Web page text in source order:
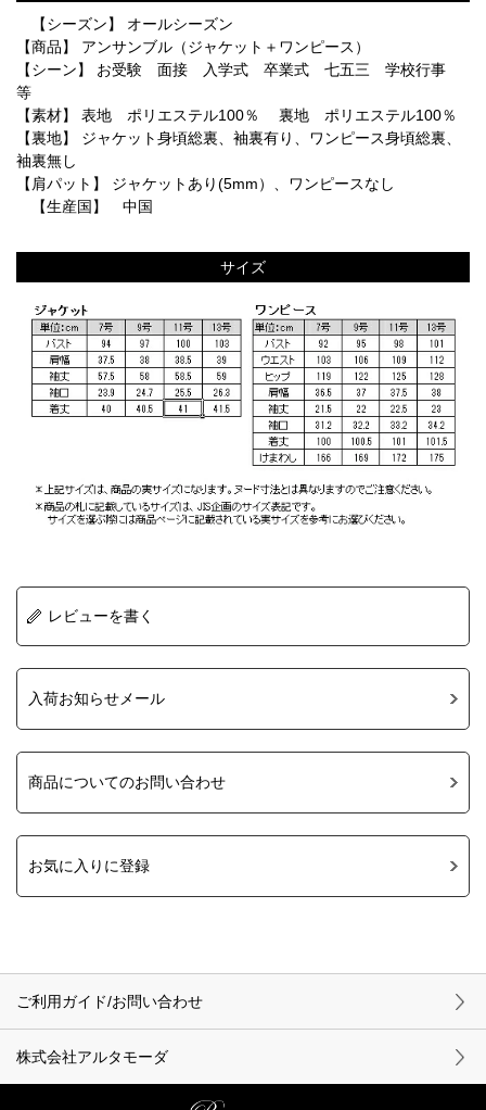
【シーズン】 オールシーズン
【商品】 アンサンブル（ジャケット＋ワンピース）
【シーン】 お受験 面接 入学式 卒業式 七五三 学校行事
等
【素材】 表地 ポリエステル100％ 裏地 ポリエステル100％
【裏地】 ジャケット身頃総裏、袖裏有り、ワンピース身頃総裏、
袖裏無し
【肩パット】 ジャケットあり(5mm）、ワンピースなし
【生産国】 中国
サイズ
レビューを書く
入荷お知らせメール
商品についてのお問い合わせ
お気に入りに登録
ご利用ガイド/お問い合わせ
株式会社アルタモーダ